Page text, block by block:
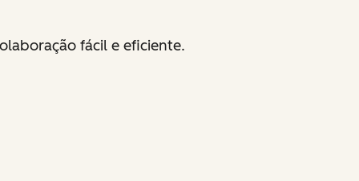
fácil e eficiente.